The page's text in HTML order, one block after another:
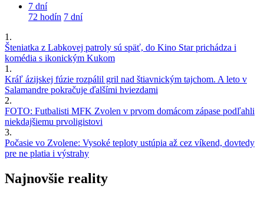
7 dní
72 hodín 7 dní
1.
Šteniatka z Labkovej patroly sú späť, do Kino Star prichádza i
komédia s ikonickým Kukom
1.
Kráľ ázijskej fúzie rozpálil gril nad štiavnickým tajchom. A leto v
Salamandre pokračuje ďalšími hviezdami
2.
FOTO: Futbalisti MFK Zvolen v prvom domácom zápase podľahli
niekdajšiemu prvoligistovi
3.
Počasie vo Zvolene: Vysoké teploty ustúpia až cez víkend, dovtedy
pre ne platia i výstrahy
Najnovšie reality